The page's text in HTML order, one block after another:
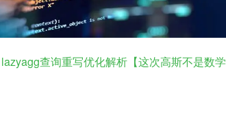
查询重写优化解析【这次高斯不是数学